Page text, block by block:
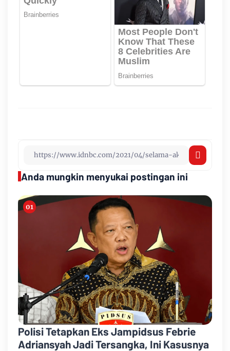
Anda mungkin menyukai postingan ini
Polisi Tetapkan Eks Jampidsus Febrie
Adriansyah Jadi Tersangka, Ini Kasusnya